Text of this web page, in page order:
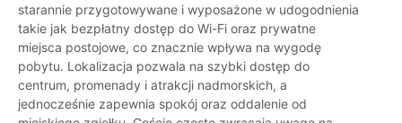
starannie przygotowywane i wyposażone w udogodnienia
takie jak bezpłatny dostęp do Wi-Fi oraz prywatne
miejsca postojowe, co znacznie wpływa na wygodę
pobytu. Lokalizacja pozwala na szybki dostęp do
centrum, promenady i atrakcji nadmorskich, a
jednocześnie zapewnia spokój oraz oddalenie od